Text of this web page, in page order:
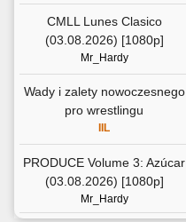
CMLL Lunes Clasico
(03.08.2026) [1080p]
Mr_Hardy
Wady i zalety nowoczesnego
pro wrestlingu
IIL
PRODUCE Volume 3: Azúcar
(03.08.2026) [1080p]
Mr_Hardy